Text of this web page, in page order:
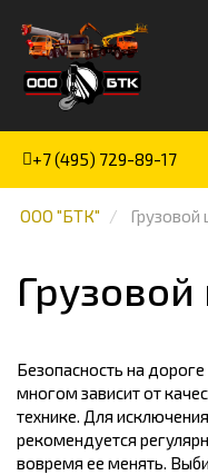
+7 (495) 729-89-17
ООО "БТК"
Безопасность на
многом зависит от
технике. Для
рекомендуется
вовремя ее менять.